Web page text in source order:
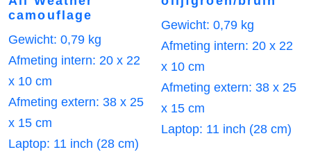
camouflage
Gewicht: 0,79 kg
Afmeting intern: 20 x 22
x 10 cm
Afmeting extern: 38 x 25
x 15 cm
Laptop: 11 inch (28 cm)
Gewicht: 0,79 kg
Afmeting intern: 20 x 22
x 10 cm
Afmeting extern: 38 x 25
x 15 cm
Laptop: 11 inch (28 cm)